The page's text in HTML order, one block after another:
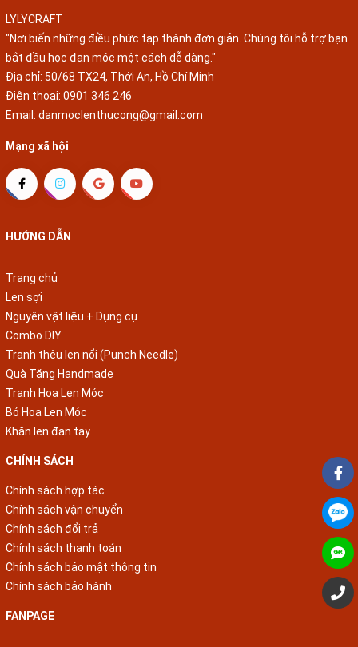
LYLYCRAFT
"Nơi biến những điều phức tạp thành đơn giản. Chúng tôi hỗ trợ bạn
bắt đầu học đan móc một cách dễ dàng."
Địa chỉ: 50/68 TX24, Thới An, Hồ Chí Minh
Điện thoại: 0901 346 246
Email: danmoclenthucong@gmail.com
Mạng xã hội
HƯỚNG DẪN
Trang chủ
Len sợi
Nguyên vật liệu + Dụng cụ
Combo DIY
Tranh thêu len nổi (Punch Needle)
Quà Tặng Handmade
Tranh Hoa Len Móc
Bó Hoa Len Móc
Khăn len đan tay
CHÍNH SÁCH
Chính sách hợp tác
Chính sách vận chuyển
Chính sách đổi trả
Chính sách thanh toán
Chính sách bảo mật thông tin
Chính sách bảo hành
FANPAGE